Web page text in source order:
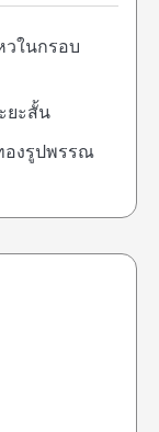
วในกรอบ
ยะสั้น
องรูปพรรณ